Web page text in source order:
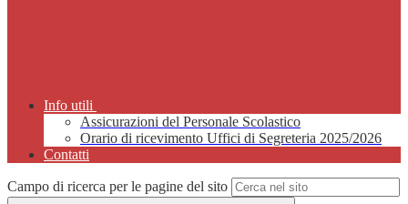
Info utili
Assicurazioni del Personale Scolastico
Orario di ricevimento Uffici di Segreteria 2025/2026
Contatti
Campo di ricerca per le pagine del sito